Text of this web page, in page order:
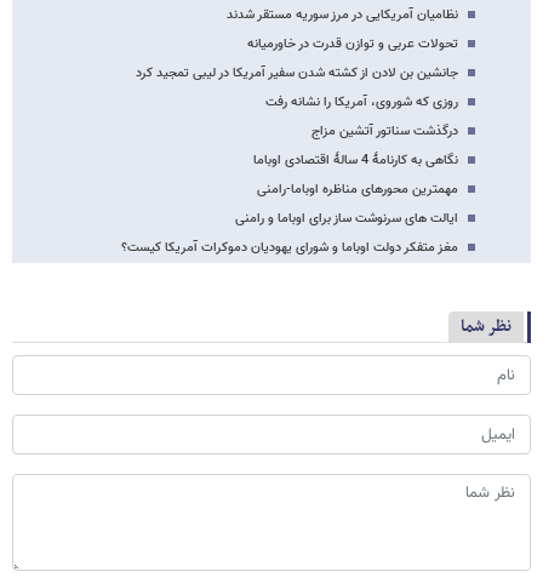
نظامیان آمریکایی در مرز سوریه مستقر شدند
تحولات عربی و توازن قدرت در خاورمیانه
جانشین بن لادن از کشته شدن سفیر آمریکا در لیبی تمجید کرد
روزی که شوروی، آمریکا را نشانه رفت
درگذشت سناتور آتشین مزاج
نگاهی به کارنامۀ 4 سالۀ اقتصادی اوباما
مهمترین محورهای مناظره اوباما-رامنی
ایالت های سرنوشت ساز برای اوباما و رامنی
مغز متفکر دولت اوباما و شورای یهودیان دموکرات آمریکا کیست؟
نظر شما